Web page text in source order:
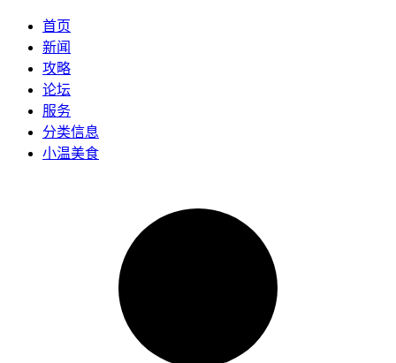
首页
新闻
攻略
论坛
服务
分类信息
小温美食